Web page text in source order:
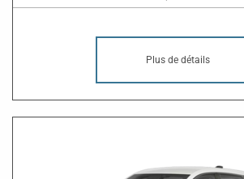
Plus de détails